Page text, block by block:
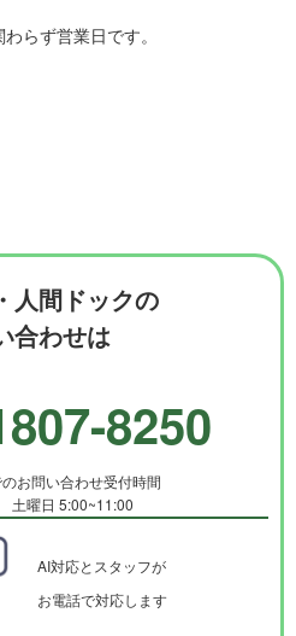
らず営業日です。
人間ドックの
合わせは
8250
お問い合わせ受付時間
曜日 5:00~11:00
AI対応とスタッフが
お電話で対応します